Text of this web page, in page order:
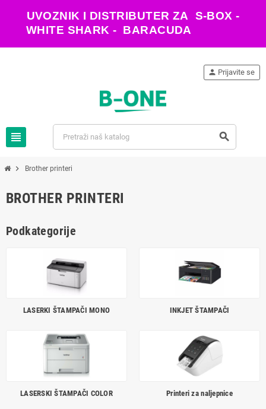
UVOZNIK I DISTRIBUTER ZA S-BOX -
WHITE SHARK - BARACUDA
view_headline search
person Prijavite se
chevron_right Brother printeri
BROTHER PRINTERI
Podkategorije
LASERKI ŠTAMPAČI MONO INKJET ŠTAMPAČI
LASERSKI ŠTAMPAČI COLOR Printeri za naljepnice